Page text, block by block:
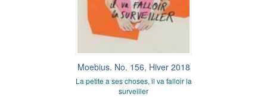
Moebius. No. 156, Hiver 2018
La petite a ses choses, il va falloir la
surveiller